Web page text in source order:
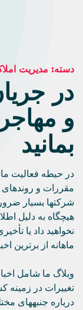
دسته: مدیریت
در
و
بمانید
در حیطه فعالیت
مقررات و روندهای
هیچگاه به دلیل
نخواهید داد یا
ماهانه از برترین
وبلاگ ما شامل
تغییرات در زمینه
درباره جنبههای